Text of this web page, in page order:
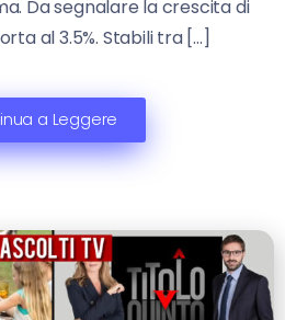
Da segnalare la crescita di
al 3.5%. Stabili tra […]
a Leggere